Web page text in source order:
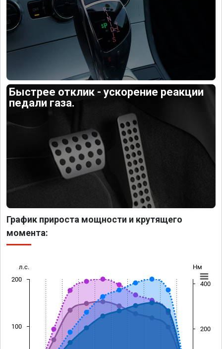
Быстрее отклик - ускорение реакции
педали газа.
График прироста мощности и крутящего
момента:
л.с. Нм
100
200
200
400